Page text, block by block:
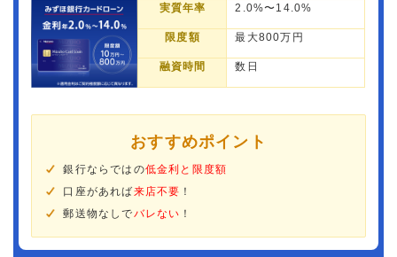
実質年率 2.0%〜14.0%
限度額 最大800万円
融資時間 数日
おすすめポイント
銀行ならではの低金利と限度額
口座があれば来店不要 ！
郵送物なしでバレない ！